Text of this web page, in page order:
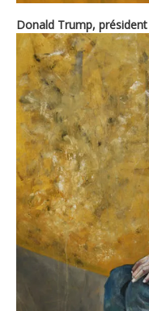
Donald Trump,